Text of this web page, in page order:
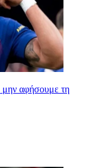
μην αφήσουμε τη